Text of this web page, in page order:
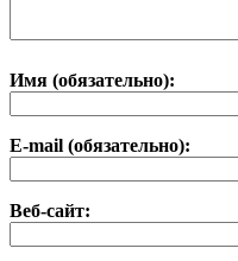
Имя (обязательно):
E-mail (обязательно):
Веб-сайт: